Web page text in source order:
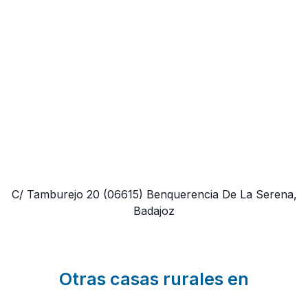
C/ Tamburejo 20 (06615) Benquerencia De La Serena,
Badajoz
Otras casas rurales en